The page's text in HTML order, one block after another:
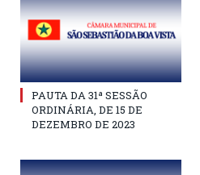
PAUTA DA 31ª SESSÃO
ORDINÁRIA, DE 15 DE
DEZEMBRO DE 2023